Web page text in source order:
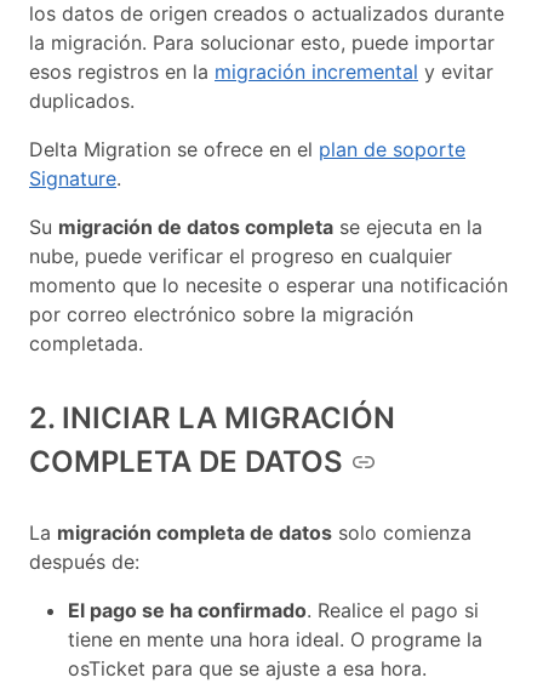
los datos de origen creados o actualizados durante
la migración. Para solucionar esto, puede importar
esos registros en la migración incremental y evitar
duplicados.
Delta Migration se ofrece en el plan de soporte
Signature.
Su migración de datos completa se ejecuta en la
nube, puede verificar el progreso en cualquier
momento que lo necesite o esperar una notificación
por correo electrónico sobre la migración
completada.
2. INICIAR LA MIGRACIÓN
COMPLETA DE DATOS
La migración completa de datos solo comienza
después de:
El pago se ha confirmado. Realice el pago si
tiene en mente una hora ideal. O programe la
osTicket para que se ajuste a esa hora.